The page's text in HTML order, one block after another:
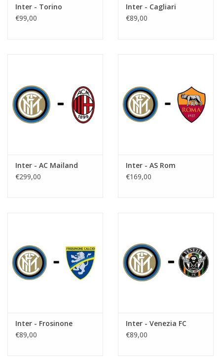
Inter - Torino
€99,00
Inter - Cagliari
€89,00
Inter - AC Mailand
€299,00
Inter - AS Rom
€169,00
Inter - Frosinone
€89,00
Inter - Venezia FC
€89,00